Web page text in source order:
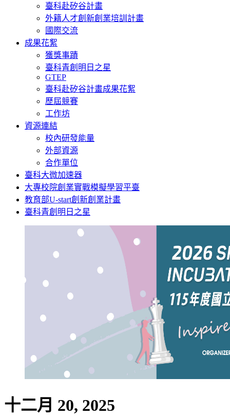
臺科赴矽谷計畫
外籍人才創新創業培訓計畫
國際交流
成果花絮
獲獎事蹟
臺科青創明日之星
GTEP
臺科赴矽谷計畫成果花絮
歷屆競賽
工作坊
資源連結
校內研發能量
外部資源
合作單位
臺科大微加速器
大專校院創業實戰模擬學習平臺
教育部U-start創新創業計畫
臺科青創明日之星
十二月 20, 2025